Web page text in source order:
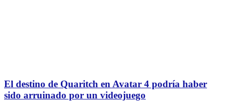
El destino de Quaritch en Avatar 4 podría haber
sido arruinado por un videojuego